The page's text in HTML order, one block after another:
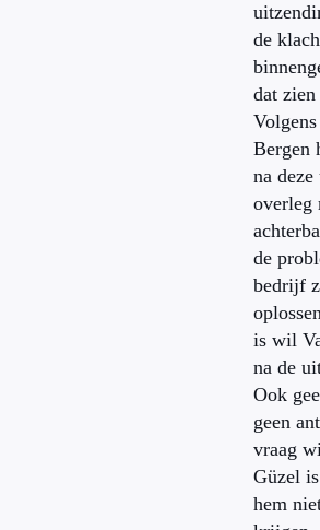
de
dat
Bergen
na
overleg
de
bedrijf
is wil
na de
Ook
geen
vraag
Güzel
hem